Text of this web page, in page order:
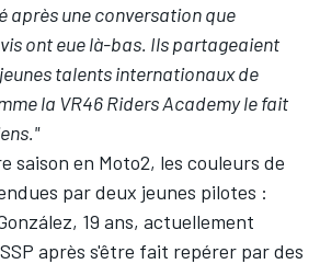
après une conversation que
ont eue là-bas. Ils partageaient
talents internationaux de
la VR46 Riders Academy le fait
saison en Moto2, les couleurs de
par deux jeunes pilotes :
19 ans, actuellement
après s'être fait repérer par des